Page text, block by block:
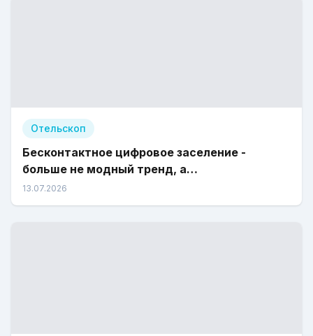
Отельскоп
Бесконтактное цифровое заселение -
больше не модный тренд, а
законодательное требование
13.07.2026